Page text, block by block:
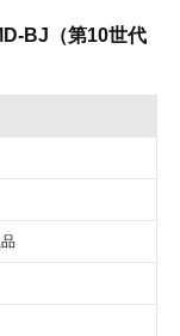
BJ（第10世代